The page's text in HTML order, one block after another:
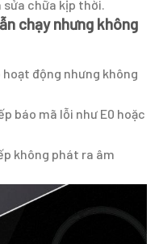
sửa chữa kịp thời.
chạy nhưng không
động nhưng không
báo mã lỗi như E0 hoặc
không phát ra âm